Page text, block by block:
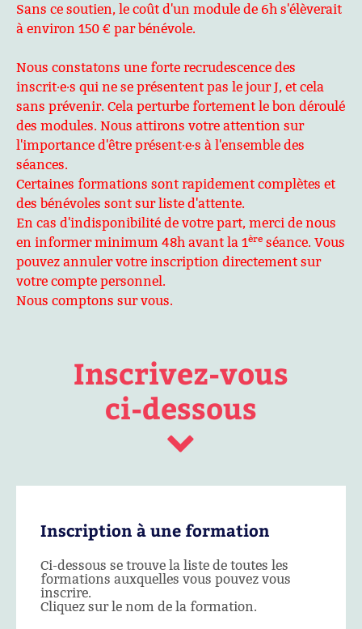
Sans ce soutien, le coût d'un module de 6h s'élèverait
à environ 150 € par bénévole.
Nous constatons une forte recrudescence des
inscrit·e·s qui ne se présentent pas le jour J, et cela
sans prévenir. Cela perturbe fortement le bon déroulé
des modules. Nous attirons votre attention sur
l'importance d'être présent·e·s à l'ensemble des
séances.
Certaines formations sont rapidement complètes et
des bénévoles sont sur liste d'attente.
En cas d'indisponibilité de votre part, merci de nous
en informer minimum 48h avant la 1ère séance. Vous
pouvez annuler votre inscription directement sur
votre compte personnel.
Nous comptons sur vous.
Inscrivez-vous
ci-dessous
Inscription à une formation
Ci-dessous se trouve la liste de toutes les
formations auxquelles vous pouvez vous
inscrire.
Cliquez sur le nom de la formation.